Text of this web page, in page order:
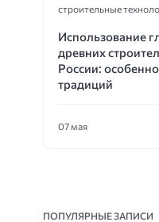
строительные
Использование
древних
России:
традиций
07 мая
ПОПУЛЯРНЫЕ ЗАПИСИ